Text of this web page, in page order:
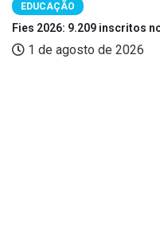
EDUCAÇÃO
Fies 2026: 9.209 inscritos
1 de agosto de 2026